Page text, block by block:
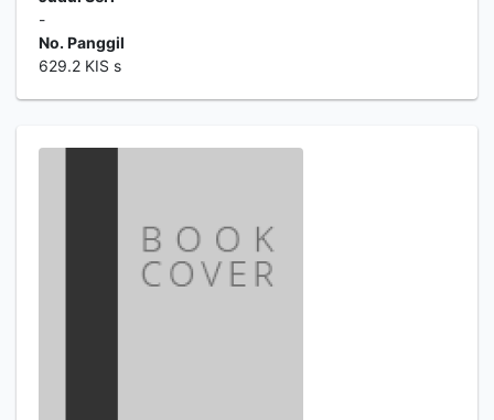
-
No. Panggil
629.2 KIS s